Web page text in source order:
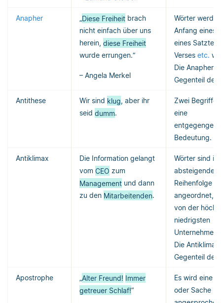
Anapher Diese Freiheit brach
nicht einfach über uns
herein, diese Freiheit
wurde errungen.“
– Angela Merkel
Wörter
Anfang eines
eines
Verses etc.
Die Anapher
Gegenteil der
Antithese Wir sind klug , aber ihr
seid dumm.
Zwei Begriffe
eine
Bedeutung.
Antiklimax
Die Information gelangt
vom CEO zum
Management und dann
zu den Mitarbeitenden.
Wörter sind in
absteigender
Reihenfolge
angeordnet,
von der
niedrigsten
Die
Gegenteil der
Apostrophe Alter Freund! Immer
getreuer Schlaf!“
Es wird eine
oder Sache